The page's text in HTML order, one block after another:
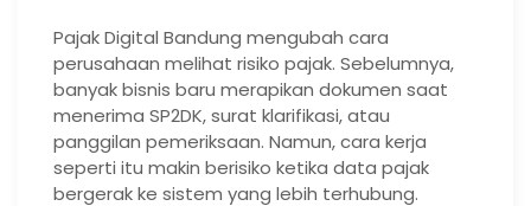
Pajak Digital Bandung mengubah cara
perusahaan melihat risiko pajak. Sebelumnya,
banyak bisnis baru merapikan dokumen saat
menerima SP2DK, surat klarifikasi, atau
panggilan pemeriksaan. Namun, cara kerja
seperti itu makin berisiko ketika data pajak
bergerak ke sistem yang lebih terhubung.